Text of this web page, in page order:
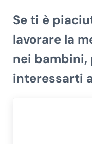
Se ti è
lavorare la
nei bambini,
interessarti